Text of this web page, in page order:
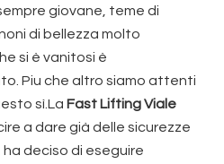
giovane, teme di
di bellezza molto
si è vanitosi è
Piu che altro siamo attenti
sì.La Fast Lifting Viale
a dare già delle sicurezze
deciso di eseguire